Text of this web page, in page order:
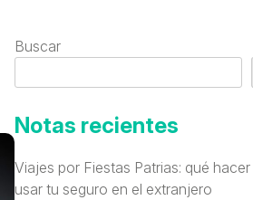
Buscar
Notas recientes
Viajes por Fiestas Patrias: qué
usar tu seguro en el extranjero